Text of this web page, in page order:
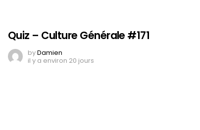
Quiz – Culture Générale #171
byDamien
il y a environ 20 jours